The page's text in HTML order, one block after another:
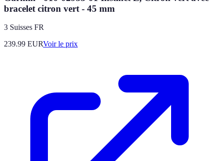
bracelet citron vert - 45 mm
3 Suisses FR
239.99 EURVoir le prix